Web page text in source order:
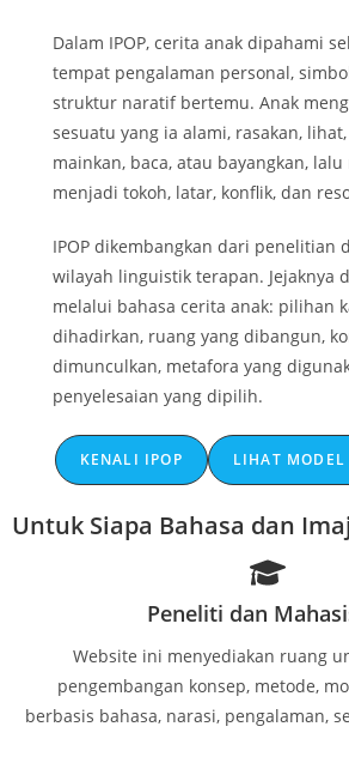
Dalam IPOP, cerita anak dipahami
tempat pengalaman personal,
struktur naratif bertemu. Anak
sesuatu yang ia alami, rasakan,
mainkan, baca, atau bayangkan,
menjadi tokoh, latar, konflik, dan
IPOP dikembangkan dari penelitian
wilayah linguistik terapan. Jejaknya
melalui bahasa cerita anak: pilihan
dihadirkan, ruang yang dibangun,
dimunculkan, metafora yang
penyelesaian yang dipilih.
KENALI IPOP LIHAT MODEL
Untuk Siapa Bahasa dan
Peneliti dan
Website ini menyediakan ruang
pengembangan konsep, metode,
berbasis bahasa, narasi, pengalaman,